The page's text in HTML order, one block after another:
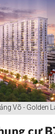
Võ - Golden